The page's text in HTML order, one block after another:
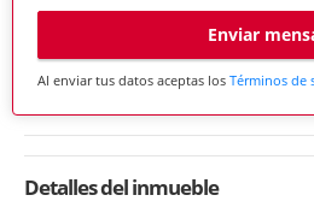
Enviar
Al enviar tus datos aceptas los Términos de
Detalles del inmueble